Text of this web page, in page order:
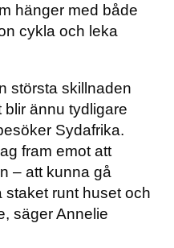
hänger med både
cykla och leka
största skillnaden
ännu tydligare
Sydafrika.
fram emot att
– att kunna gå
staket runt huset och
säger Annelie